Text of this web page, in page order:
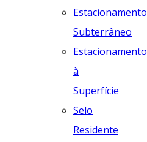
Estacionamento
Subterrâneo
Estacionamento
à
Superfície
Selo
Residente